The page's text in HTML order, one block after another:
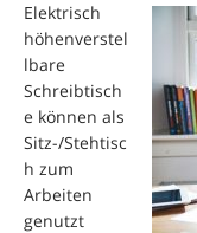
Elektrisch
höhenverstel
lbare
Schreibtisch
e können als
Sitz-/Stehtisc
h zum
Arbeiten
genutzt